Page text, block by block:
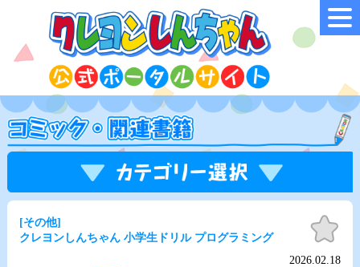
[その他]
クレヨンしんちゃん 小学生ドリル プログラミング
お気
に入
2026.02.18